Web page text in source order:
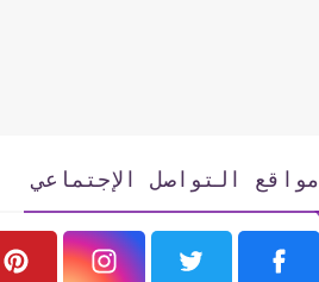
مواقع التواصل الإجتماعي